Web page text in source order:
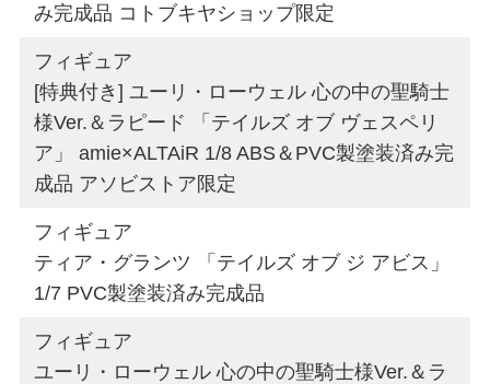
み完成品 コトブキヤショップ限定
フィギュア
[特典付き] ユーリ・ローウェル 心の中の聖騎士
様Ver.＆ラピード 「テイルズ オブ ヴェスペリ
ア」 amie×ALTAiR 1/8 ABS＆PVC製塗装済み完
成品 アソビストア限定
フィギュア
ティア・グランツ 「テイルズ オブ ジ アビス」
1/7 PVC製塗装済み完成品
フィギュア
ユーリ・ローウェル 心の中の聖騎士様Ver.＆ラ